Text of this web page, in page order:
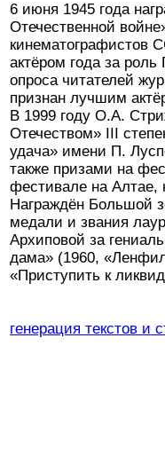
6 июня 1945 года
Отечественной
кинематографистов
актёром года за
опроса читателей
признан лучшим
В 1999 году О.А.
Отечеством» III
удача» имени П.
также призами на
фестивале на Алтае,
Награждён Большой
медали и звания
Архиповой за
дама» (1960,
«Приступить к
генерация текстов и